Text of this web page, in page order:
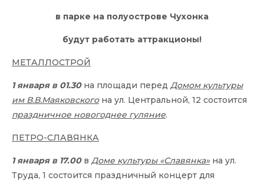
в парке на полуострове Чухонка
будут работать аттракционы!
МЕТАЛЛОСТРОЙ
1 января в 01.30на площади перед Домом культуры
им В.В.Маяковскогона ул. Центральной, 12 состоится
праздничное новогоднее гуляние.
ПЕТРО-СЛАВЯНКА
1 января в 17.00в Доме культуры «Славянка» на ул.
Труда, 1 состоится праздничный концерт для